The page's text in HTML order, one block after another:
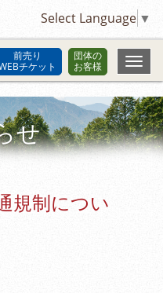
Select Language ▼
前売り
チケット
団体の
お客様
せ
規制につい